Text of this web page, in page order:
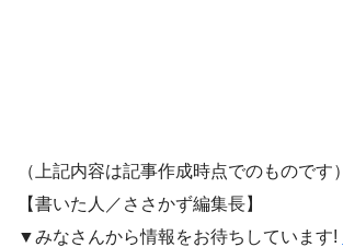
（上記内容は記事作成時点でのものです）
【書いた人／ささかず編集長】
▼みなさんから情報をお待ちしています!